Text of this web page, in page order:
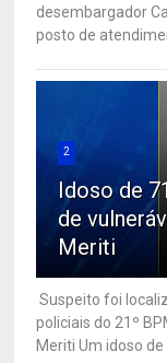
desembargador
posto de
2
Idoso de
de
Meriti
Suspeito foi
policiais do 21º
Meriti Um idoso de